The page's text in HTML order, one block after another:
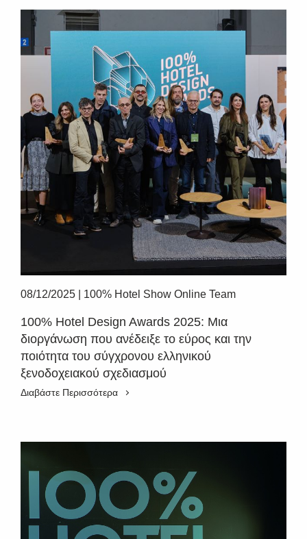
08/12/2025 100% Hotel Show Online Team
100% Hotel Design Awards 2025: Μια
διοργάνωση που ανέδειξε το εύρος και την
ποιότητα του σύγχρονου ελληνικού
ξενοδοχειακού σχεδιασμού
Διαβάστε Περισσότερα
SUBSCRIBE